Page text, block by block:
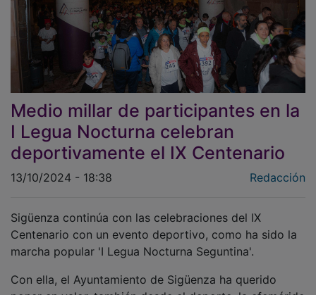
Medio millar de participantes en la
I Legua Nocturna celebran
deportivamente el IX Centenario
13/10/2024 - 18:38
Centenario con un evento deportivo, como ha sido la
marcha popular 'I Legua Nocturna Seguntina'.
poner en valor, también desde el deporte, la efeméride